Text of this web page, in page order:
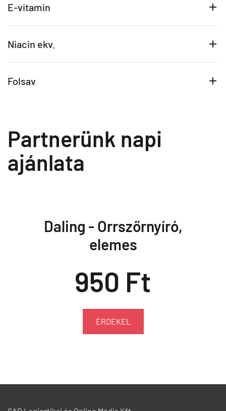
E-vitamin
Niacin ekv.
Folsav
Partnerünk napi
ajánlata
Daling - Orrszőrnyíró,
elemes
950 Ft
ÉRDEKEL